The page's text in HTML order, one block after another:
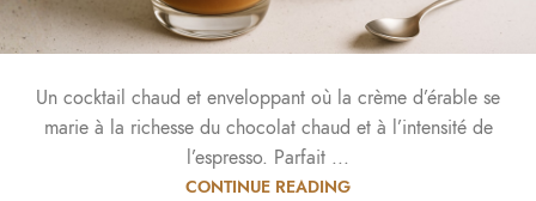
Un cocktail chaud et enveloppant où la crème d’érable se
marie à la richesse du chocolat chaud et à l’intensité de
l’espresso. Parfait ...
CONTINUE READING